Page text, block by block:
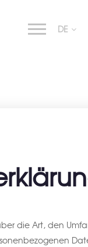
DE
die Art, den